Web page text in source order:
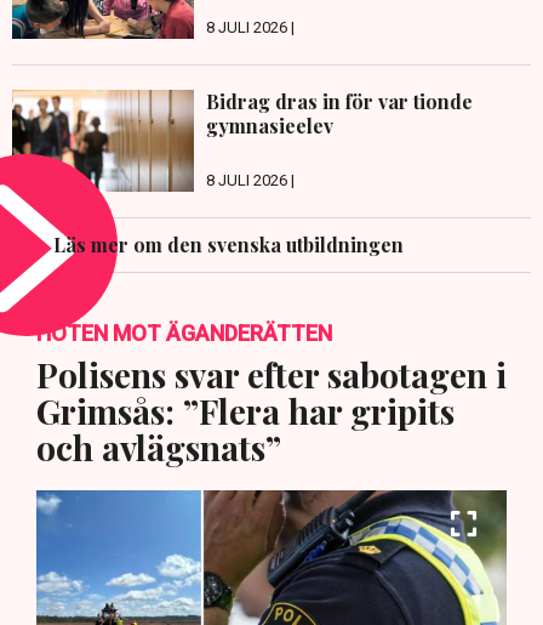
8 JULI 2026 |
Bidrag dras in för var tionde
gymnasieelev
8 JULI 2026 |
Läs mer om den svenska utbildningen
HOTEN MOT ÄGANDERÄTTEN
Polisens svar efter sabotagen i
Grimsås: ”Flera har gripits
och avlägsnats”